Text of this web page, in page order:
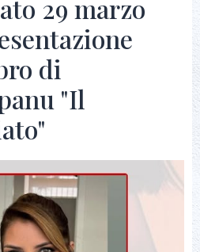
29 marzo
di
"Il